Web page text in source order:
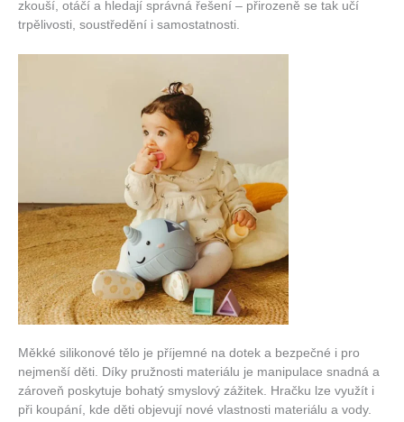
zkouší, otáčí a hledají správná řešení – přirozeně se tak učí
trpělivosti, soustředění i samostatnosti.
Měkké silikonové tělo je příjemné na dotek a bezpečné i pro
nejmenší děti. Díky pružnosti materiálu je manipulace snadná a
zároveň poskytuje bohatý smyslový zážitek. Hračku lze využít i
při koupání, kde děti objevují nové vlastnosti materiálu a vody.